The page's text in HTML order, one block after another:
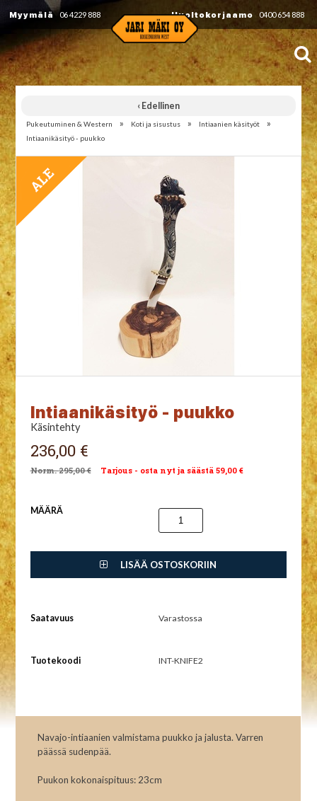
Myymälä 06 4229 888 Huoltokorjaamo 0400 654 888
‹ Edellinen
Pukeutuminen & Western » Koti ja sisustus » Intiaanien käsityöt »
Intiaanikäsityö - puukko
Intiaanikäsityö - puukko
Käsintehty
236,00 €
295,00 € Tarjous - osta nyt ja säästä 59,00 €
MÄÄRÄ
LISÄÄ OSTOSKORIIN
Saatavuus Varastossa
Tuotekoodi INT-KNIFE2
Navajo-intiaanien valmistama puukko ja jalusta. Varren
päässä sudenpää.
Puukon kokonaispituus: 23cm